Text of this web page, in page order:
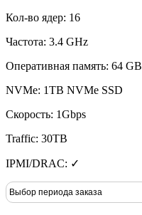
Кол-во ядер: 16
Частота: 3.4 GHz
Оперативная память: 64 GB
NVMe: 1TB NVMe SSD
Скорость: 1Gbps
Traffic: 30TB
IPMI/DRAC: ✓